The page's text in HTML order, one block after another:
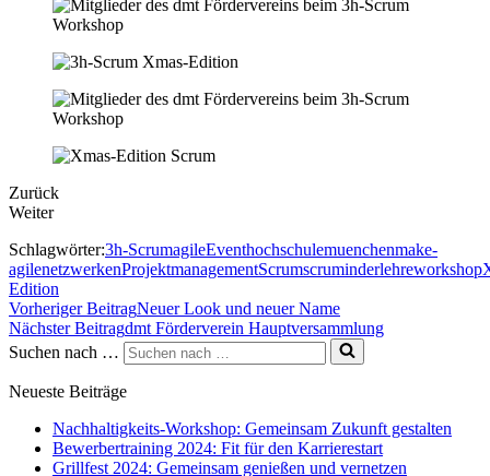
Zurück
Weiter
Schlagwörter:3h-ScrumagileEventhochschulemuenchenmake-
agilenetzwerkenProjektmanagementScrumscruminderlehreworkshop
Edition
Vorheriger BeitragNeuer Look und neuer Name
Nächster Beitragdmt Förderverein Hauptversammlung
Suchen nach …
Neueste Beiträge
Nachhaltigkeits-Workshop: Gemeinsam Zukunft gestalten
Bewerbertraining 2024: Fit für den Karrierestart
Grillfest 2024: Gemeinsam genießen und vernetzen